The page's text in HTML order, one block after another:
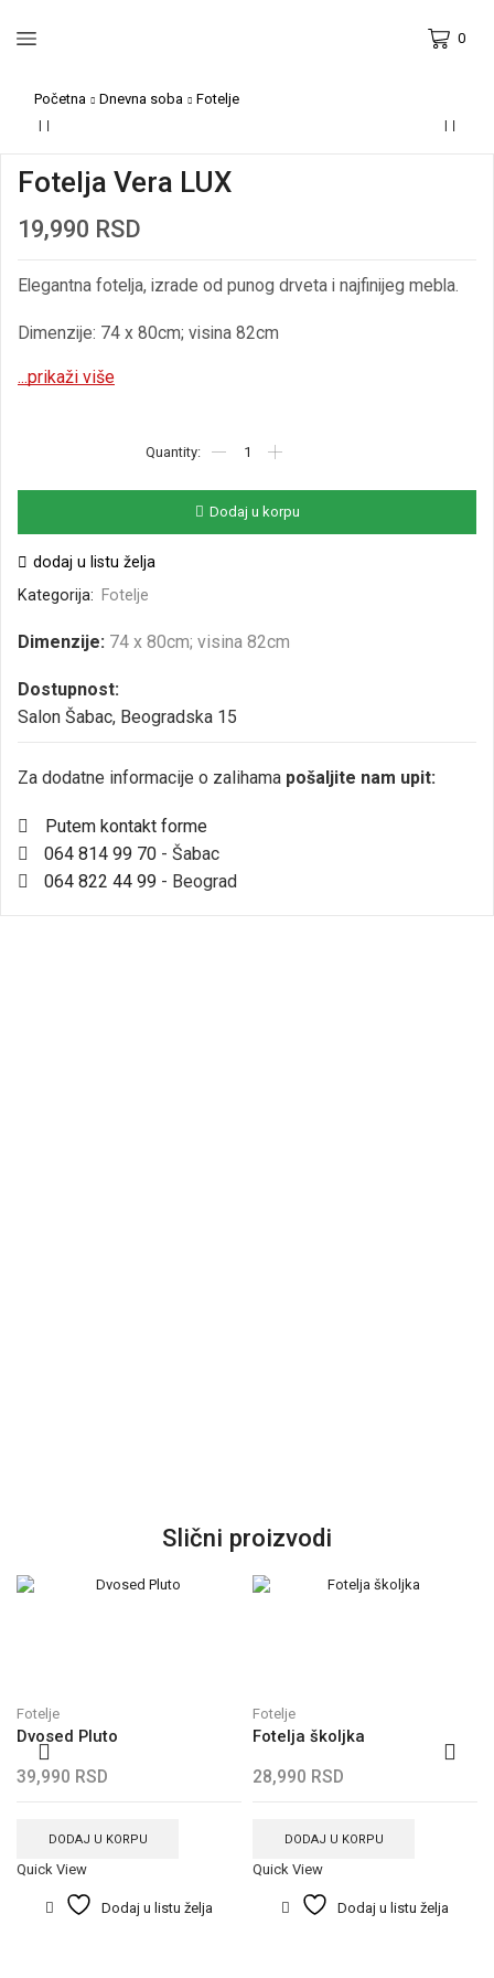
0
Početna Dnevna soba Fotelje
Fotelja Vera LUX
19,990 RSD
Elegantna fotelja, izrade od punog drveta i najfinijeg mebla.
Dimenzije: 74 x 80cm; visina 82cm
...prikaži više
Dodaj u korpu
dodaj u listu želja
Kategorija:
Fotelje
Dimenzije: 74 x 80cm; visina 82cm
Dostupnost:
Salon Šabac, Beogradska 15
Za dodatne informacije o zalihama pošaljite nam upit:
Putem kontakt forme
064 814 99 70 - Šabac
064 822 44 99 - Beograd
Slični proizvodi
Fotelje
Dvosed Pluto
39,990 RSD
DODAJ U KORPU
Quick View
Dodaj u listu želja
Fotelje
Fotelja školjka
28,990 RSD
DODAJ U KORPU
Quick View
Dodaj u listu želja